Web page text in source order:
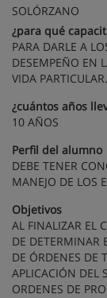
¿para qué
PARA DARLE A
DESEMPEÑO EN
VIDA PARTICULAR.
¿cuántos años
10 AÑOS
Perfil del alumno
DEBE TENER
MANEJO DE LOS
Objetivos
AL FINALIZAR EL
DE DETERMINAR
DE ÓRDENES DE
APLICACIÓN DEL
ORDENES DE